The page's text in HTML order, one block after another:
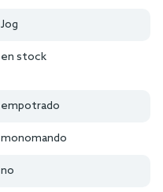
Jog
en stock
empotrado
monomando
no